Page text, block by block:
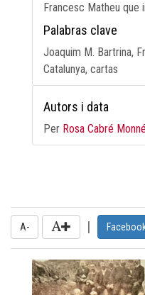
Francesc Matheu que
Palabras clave
Joaquim M. Bartrina,
Catalunya, cartas
Autors i data
Per Rosa Cabré Monné
A- |